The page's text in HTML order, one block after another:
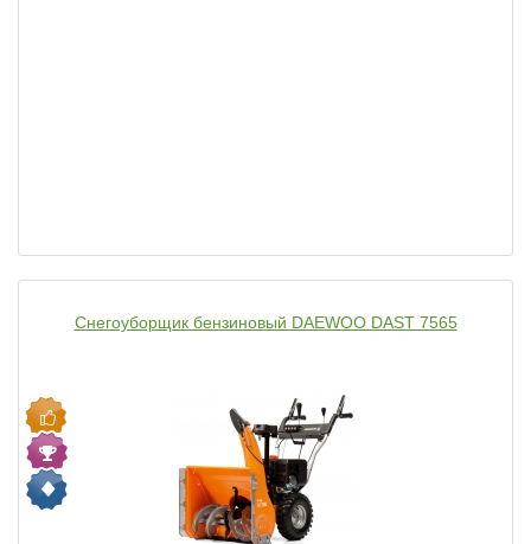
Снегоуборщик бензиновый DAEWOO DAST 7565